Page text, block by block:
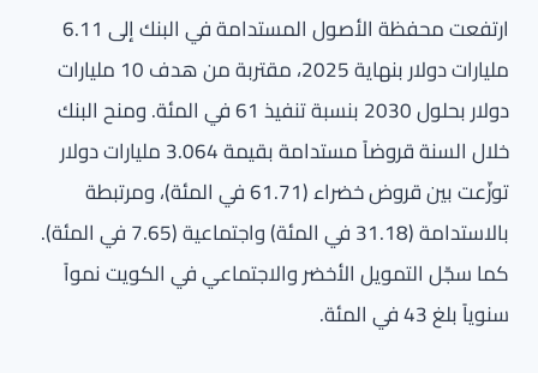
ارتفعت محفظة الأصول المستدامة في البنك إلى 6.11
مليارات دولار بنهاية 2025، مقتربة من هدف 10 مليارات
دولار بحلول 2030 بنسبة تنفيذ 61 في المئة. ومنح البنك
خلال السنة قروضاً مستدامة بقيمة 3.064 مليارات دولار
توزّعت بين قروض خضراء (61.71 في المئة)، ومرتبطة
بالاستدامة (31.18 في المئة) واجتماعية (7.65 في المئة).
كما سجّل التمويل الأخضر والاجتماعي في الكويت نمواً
سنوياً بلغ 43 في المئة.